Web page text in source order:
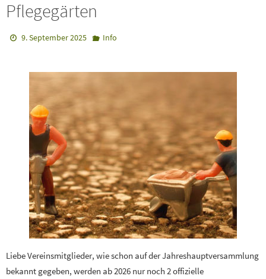
Pflegegärten
9. September 2025 Info
Liebe Vereinsmitglieder, wie schon auf der Jahreshauptversammlung
bekannt gegeben, werden ab 2026 nur noch 2 offizielle